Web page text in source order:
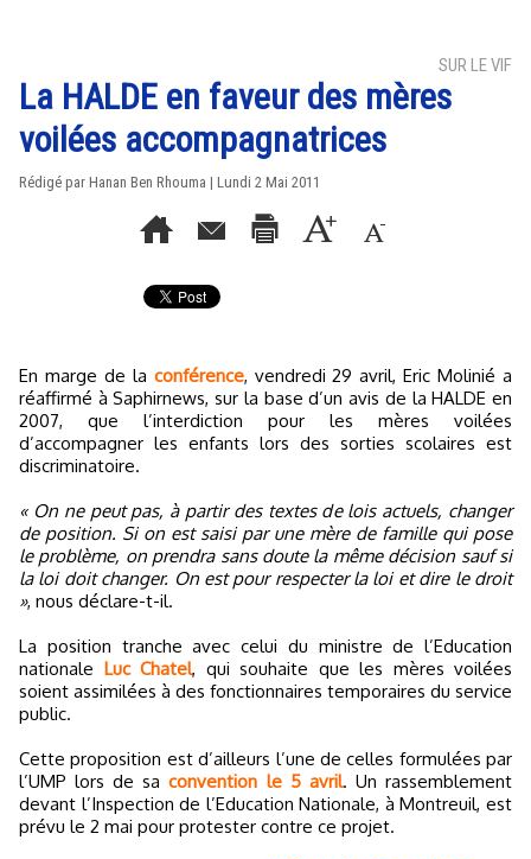
SUR LE VIF
La HALDE en faveur des mères
voilées accompagnatrices
Rédigé par Hanan Ben Rhouma | Lundi 2 Mai 2011
En marge de la conférence, vendredi 29 avril, Eric Molinié a
réaffirmé à Saphirnews, sur la base d’un avis de la HALDE en
2007, que l’interdiction pour les mères voilées
d’accompagner les enfants lors des sorties scolaires est
discriminatoire.
« On ne peut pas, à partir des textes de lois actuels, changer
de position. Si on est saisi par une mère de famille qui pose
le problème, on prendra sans doute la même décision sauf si
la loi doit changer. On est pour respecter la loi et dire le droit
», nous déclare-t-il.
La position tranche avec celui du ministre de l’Education
nationale Luc Chatel, qui souhaite que les mères voilées
soient assimilées à des fonctionnaires temporaires du service
public.
Cette proposition est d’ailleurs l’une de celles formulées par
l’UMP lors de saconvention le 5 avril. Un rassemblement
devant l’Inspection de l’Education Nationale, à Montreuil, est
prévu le 2 mai pour protester contre ce projet.